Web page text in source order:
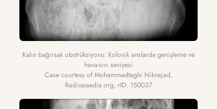
Kalın bağırsak obstrüksiyonu: Kolonik anslarda genişleme ve
hava-sıvı seviyesi
Case courtesy of Mohammadtaghi Niknejad,
Radiopaedia.org, rID: 150037